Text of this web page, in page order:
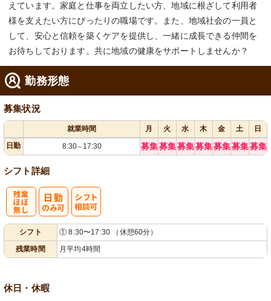
えています。家庭と仕事を両立したい方、地域に根ざして利用者
様を支えたい方にぴったりの職場です。また、地域社会の一員と
して、安心と信頼を築くケアを提供し、一緒に成長できる仲間を
お待ちしております。共に地域の健康をサポートしませんか？
勤務形態
募集状況
就業時間 月 火 水 木 金 土
日
日勤
8:30～ 17:30 募集募集募集募集募集募集募集
シフト詳細
シフト
① 8:30〜17:30 （休憩60分）
残業時間
月平均4時間
休日・休暇